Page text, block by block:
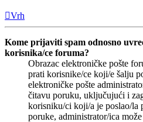
Vrh
Kome prijaviti spam odnosno
korisnika/ce foruma?
Obrazac elektroničke pošte
prati korisnike/ce koji/e šalju
elektroničke pošte
čitavu poruku, uključujući i
korisniku/ci koji/a je poslao/la
poruke, administrator/ica